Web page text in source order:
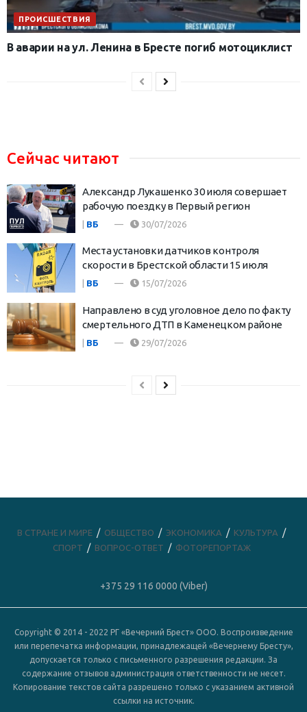
ПРОИСШЕСТВИЯ
В аварии на ул. Ленина в Бресте погиб мотоциклист
Сейчас читают
Александр Лукашенко 30 июля совершает
рабочую поездку в Первый регион
ВБ 30/07/2026
Места установки датчиков контроля
скорости в Брестской области 15 июля
ВБ 15/07/2026
Направлено в суд уголовное дело по факту
смертельного ДТП в Каменецком районе
ВБ 29/07/2026
В СТРАНЕ И МИРЕ ОБЩЕСТВО ЭКОНОМИКА
КУЛЬТУРА
СПОРТ
ВОПРОС-ОТВЕТ ФОТОРЕПОРТАЖ
+375 29 116 0000 (Viber)
Copyright © 2014 - 2022 РГ «Вечерний Брест» ООО. Воспроизведение
или перепечатка информации, принадлежащей «Вечернему Бресту»,
допускается только с письменного разрешения редакции. За
содержание отзывов администрация ответственности не несет.
Копирование текстов сайта разрешено только с указанием активной
ссылки на источник.